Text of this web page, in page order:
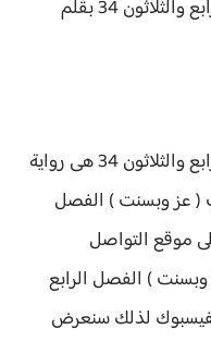
الفصل الرابع والثلاثون 34 بقلم
رواية نجيب ( عز وبسنت ) الفصل الرابع والثلاثون 34 هى رواية
( عز وبسنت ) الفصل
مرة على موقع التواصل
) الفصل الرابع
لذلك سنعرض